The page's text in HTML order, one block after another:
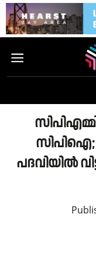
സിപിഐ;
പദവിയിൽ